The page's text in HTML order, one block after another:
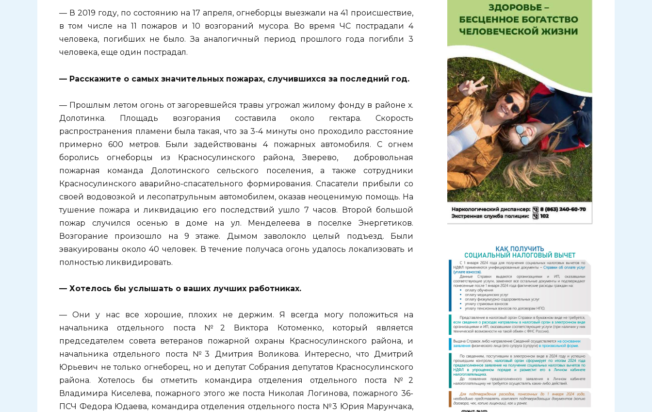
— В 2019 году, по состоянию на 17 апреля, огнеборцы выезжали на 41 происшествие,
в том числе на 11 пожаров и 10 возгораний мусора. Во время ЧС пострадали 4
человека, погибших не было. За аналогичный период прошлого года погибли 3
человека, еще один пострадал.
— Расскажите о самых значительных пожарах, случившихся за последний год.
— Прошлым летом огонь от загоревшейся травы угрожал жилому фонду в районе х.
Долотинка. Площадь возгорания составила около гектара. Скорость
распространения пламени была такая, что за 3-4 минуты оно проходило расстояние
примерно 600 метров. Были задействованы 4 пожарных автомобиля. С огнем
боролись огнеборцы из Красносулинского района, Зверево, добровольная
пожарная команда Долотинского сельского поселения, а также сотрудники
Красносулинского аварийно-спасательного формирования. Спасатели прибыли со
своей водовозкой и лесопатрульным автомобилем, оказав неоценимую помощь. На
тушение пожара и ликвидацию его последствий ушло 7 часов. Второй большой
пожар случился осенью в доме на ул. Менделеева в поселке Энергетиков.
Возгорание произошло на 9 этаже. Дымом заволокло целый подъезд. Были
эвакуированы около 40 человек. В течение получаса огонь удалось локализовать и
полностью ликвидировать.
— Хотелось бы услышать о ваших лучших работниках.
— Они у нас все хорошие, плохих не держим. Я всегда могу положиться на
начальника отдельного поста №2 Виктора Котоменко, который является
председателем совета ветеранов пожарной охраны Красносулинского района, и
начальника отдельного поста №3 Дмитрия Воликова. Интересно, что Дмитрий
Юрьевич не только огнеборец, но и депутат Собрания депутатов Красносулинского
района. Хотелось бы отметить командира отделения отдельного поста №2
Владимира Киселева, пожарного этого же поста Николая Логинова, пожарного 36-
ПСЧ Федора Юдаева, командира отделения отдельного поста №3 Юрия Марунчака,